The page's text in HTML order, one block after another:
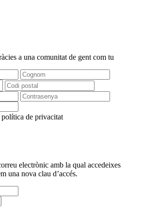
a una comunitat de gent com tu
de privacitat
electrònic amb la qual accedeixes
una nova clau d’accés.